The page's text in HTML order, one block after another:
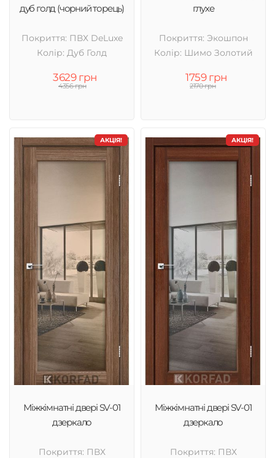
дуб голд (чорний торець)
Покриття: ПВХ DeLuxe
Колір: Дуб Голд
3629 грн
4356 грн
глухе
Покриття: Экошпон
Колір: Шимо Золотий
1759 грн
2170 грн
АКЦІЯ!
Міжкімнатні двері SV-01
дзеркало
Покриття: ПВХ
АКЦІЯ!
Міжкімнатні двері SV-01
дзеркало
Покриття: ПВХ